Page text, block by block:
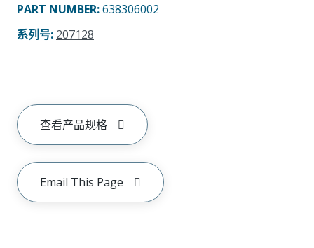
PART NUMBER:638306002
系列号: 207128
查看产品规格
Email This Page